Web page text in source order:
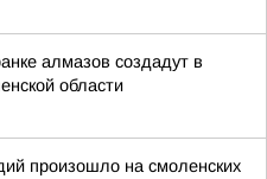
алмазов создадут в
области
произошло на смоленских